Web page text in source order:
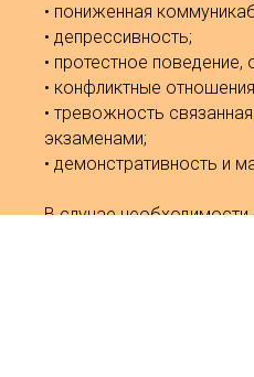
• пониженная
• депрессивность;
• протестное поведение,
• конфликтные
• тревожность
экзаменами;
• демонстративность и
В случае